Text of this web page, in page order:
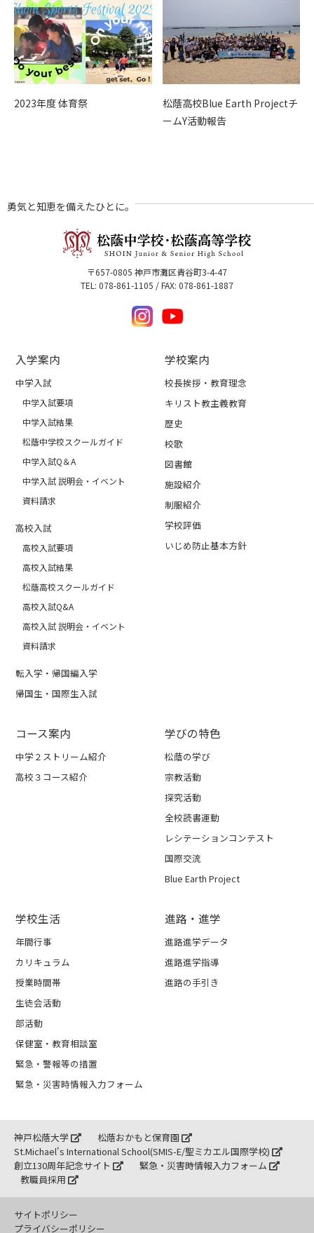
2023年度 体育祭
松蔭高校Blue Earth Projectチ
ームY活動報告
勇気と知恵を備えたひとに。
〒657-0805 神戸市灘区青谷町3-4-47
TEL: 078-861-1105 / FAX: 078-861-1887
入学案内
中学入試
中学入試要項
中学入試結果
松蔭中学校スクールガイド
中学入試Q＆A
中学入試 説明会・イベント
資料請求
高校入試
高校入試要項
高校入試結果
松蔭高校スクールガイド
高校入試Q&A
高校入試 説明会・イベント
資料請求
転入学・帰国編入学
帰国生・国際生入試
学校案内
校長挨拶・教育理念
キリスト教主義教育
歴史
校歌
図書館
施設紹介
制服紹介
学校評価
いじめ防止基本方針
コース案内
中学２ストリーム紹介
高校３コース紹介
学びの特色
松蔭の学び
宗教活動
探究活動
全校読書運動
レシテーションコンテスト
国際交流
Blue Earth Project
学校生活
年間行事
カリキュラム
授業時間帯
生徒会活動
部活動
保健室・教育相談室
緊急・警報等の措置
緊急・災害時情報入力フォーム
進路・進学
進路進学データ
進路進学指導
進路の手引き
神戸松蔭大学
松蔭おかもと保育園
St.Michael's International School(SMIS-E/聖ミカエル国際学校)
創立130周年記念サイト
緊急・災害時情報入力フォーム
教職員採用
サイトポリシー
プライバシーポリシー